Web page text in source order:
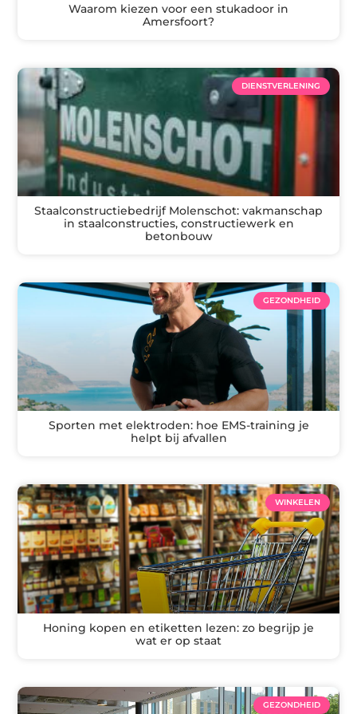
Waarom kiezen voor een stukadoor in
Amersfoort?
DIENSTVERLENING
Staalconstructiebedrijf Molenschot: vakmanschap
in staalconstructies, constructiewerk en
betonbouw
GEZONDHEID
Sporten met elektroden: hoe EMS-training je
helpt bij afvallen
WINKELEN
Honing kopen en etiketten lezen: zo begrijp je
wat er op staat
GEZONDHEID